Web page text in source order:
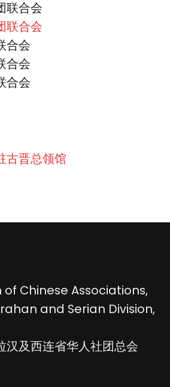
联合会
联合会
合会
合会
合会
古晋总领馆
Chinese Associations,
and Serian Division,
汉及西连省华人社团总会